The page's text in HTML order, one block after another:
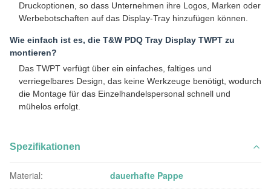
Druckoptionen, so dass Unternehmen ihre Logos, Marken oder
Werbebotschaften auf das Display-Tray hinzufügen können.
Wie einfach ist es, die T&W PDQ Tray Display TWPT zu
montieren?
Das TWPT verfügt über ein einfaches, faltiges und
verriegelbares Design, das keine Werkzeuge benötigt, wodurch
die Montage für das Einzelhandelspersonal schnell und
mühelos erfolgt.
Spezifikationen
Material: dauerhafte Pappe